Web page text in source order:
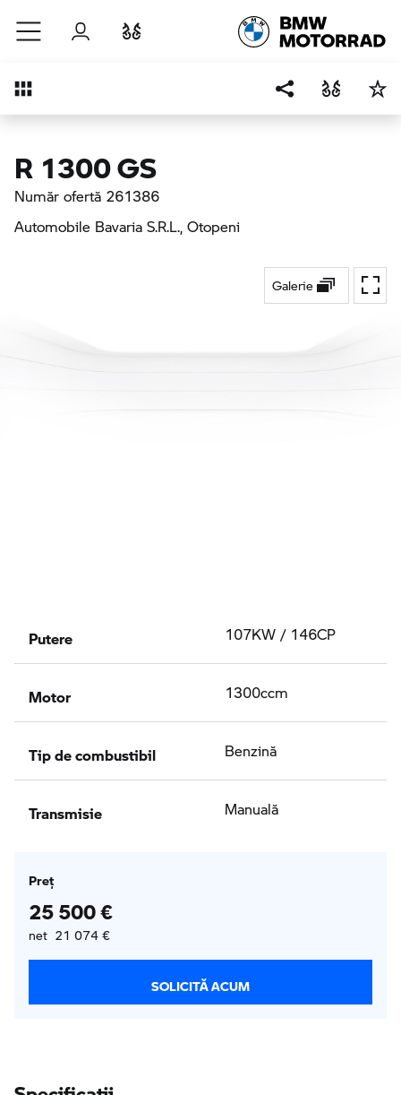
Sari la conținutul principal
Autentificare
Prezentare generală
R 1300 GS
Număr ofertă 261386
Automobile Bavaria S.R.L., Otopeni
Galerie
Putere 107KW / 146CP
Motor 1300ccm
Tip de combustibil Benzină
Transmisie Manuală
Preţ
25 500 €
net 21 074 €
SOLICITĂ ACUM